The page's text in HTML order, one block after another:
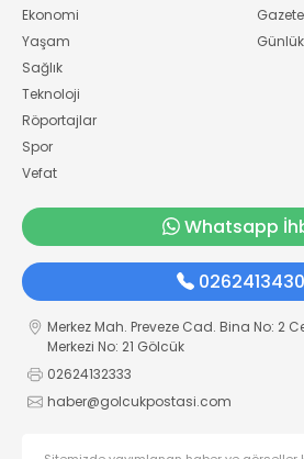
Ekonomi
Yaşam
Sağlık
Teknoloji
Röportajlar
Spor
Vefat
Whatsapp
Merkez Mah. Preveze Cad. Bina No: 2
Merkezi No: 21 Gölcük
02624132333
haber@golcukpostasi.com